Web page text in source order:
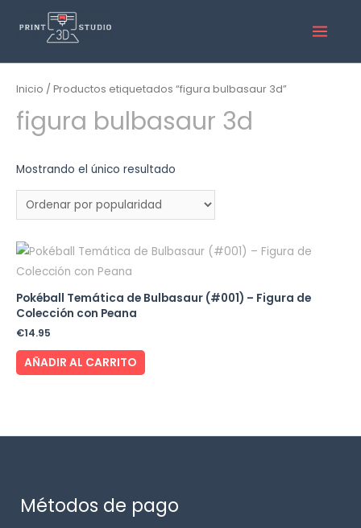
Inicio / Productos etiquetados “figura bulbasaur 3d”
figura bulbasaur 3d
Mostrando el único resultado
Pokéball Temática de Bulbasaur (#001) – Figura de
Colección con Peana
€14.95
AÑADIR AL CARRITO
Métodos de pago